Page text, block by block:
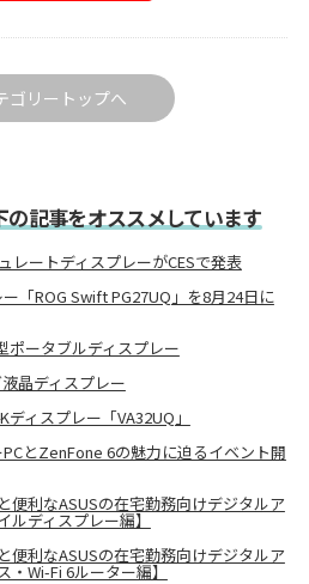
ゴリートップへ
記事をオススメしています
レートディスプレーがCESで発表
「ROG Swift PG27UQ」を8月24日に
ポータブルディスプレー
晶ディスプレー
ィスプレー「VA32UQ」
とZenFone 6の魅力に迫るイベント開
便利なASUSの在宅勤務向けデジタルア
ルディスプレー編】
便利なASUSの在宅勤務向けデジタルア
・Wi-Fi 6ルーター編】